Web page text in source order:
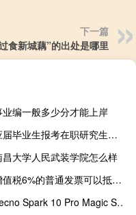
下一篇
食新城藕”的出处是哪里
业编一般多少分才能上岸
应届毕业生报考在职研究生有限制吗
昌大学人民武装学院怎么样
增值税6%的普通发票可以抵扣吗
Tecno Spark 10 Pro Magic Skin Edition：仔细看看其独特的皮革设计